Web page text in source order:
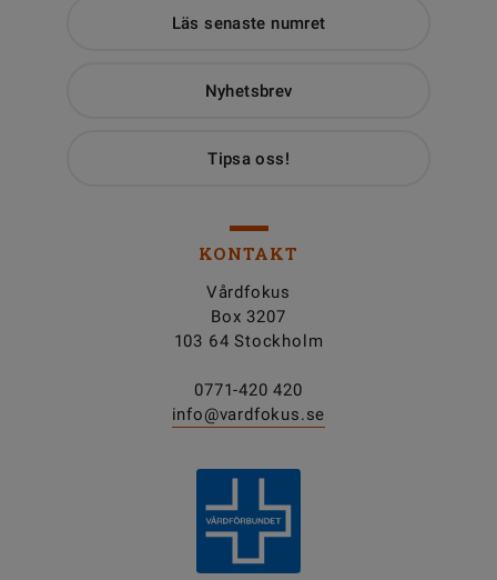
Läs senaste numret
Nyhetsbrev
Tipsa oss!
KONTAKT
Vårdfokus
Box 3207
103 64 Stockholm
0771-420 420
info@vardfokus.se